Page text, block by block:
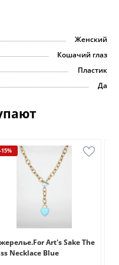
Женский
Кошачий глаз
Пластик
Да
-15%
Art's Sake The
Necklace Blue